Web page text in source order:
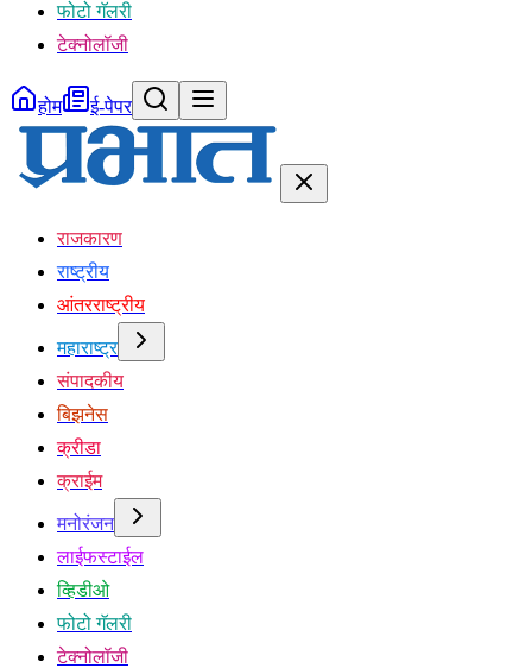
फोटो गॅलरी
टेक्नोलॉजी
होम ई-पेपर
राजकारण
राष्ट्रीय
आंतरराष्ट्रीय
महाराष्ट्र
संपादकीय
बिझनेस
क्रीडा
क्राईम
मनोरंजन
लाईफस्टाईल
व्हिडीओ
फोटो गॅलरी
टेक्नोलॉजी